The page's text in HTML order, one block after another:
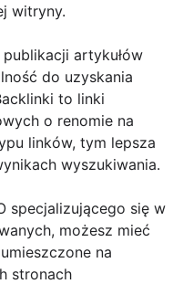
witryny.
artykułów
do uzyskania
to linki
o renomie na
linków, tym lepsza
wyszukiwania.
specjalizującego się w
możesz mieć
na
stronach